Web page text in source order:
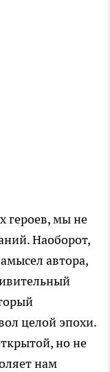
героев, мы не
Наоборот,
автора,
целой эпохи.
но не
нам